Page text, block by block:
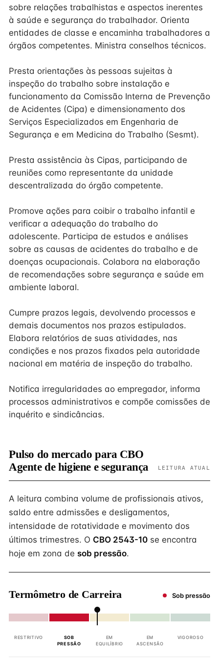
sobre relações trabalhistas e aspectos inerentes
à saúde e segurança do trabalhador. Orienta
entidades de classe e encaminha trabalhadores a
órgãos competentes. Ministra conselhos técnicos.
Presta orientações às pessoas sujeitas à
inspeção do trabalho sobre instalação e
funcionamento da Comissão Interna de Prevenção
de Acidentes (Cipa) e dimensionamento dos
Serviços Especializados em Engenharia de
Segurança e em Medicina do Trabalho (Sesmt).
Presta assistência às Cipas, participando de
reuniões como representante da unidade
descentralizada do órgão competente.
Promove ações para coibir o trabalho infantil e
verificar a adequação do trabalho do
adolescente. Participa de estudos e análises
sobre as causas de acidentes do trabalho e de
doenças ocupacionais. Colabora na elaboração
de recomendações sobre segurança e saúde em
ambiente laboral.
Cumpre prazos legais, devolvendo processos e
demais documentos nos prazos estipulados.
Elabora relatórios de suas atividades, nas
condições e nos prazos fixados pela autoridade
nacional em matéria de inspeção do trabalho.
Notifica irregularidades ao empregador, informa
processos administrativos e compõe comissões de
inquérito e sindicâncias.
Pulso do mercado para CBO
Agente de higiene e segurança
LEITURA ATUAL
A leitura combina volume de profissionais ativos,
saldo entre admissões e desligamentos,
intensidade de rotatividade e movimento dos
últimos trimestres. O CBO 2543-10 se encontra
hoje em zona de sob pressão.
Termômetro de Carreira Sob pressão
RESTRITIVO
SOB
PRESSÃO
EM
EQUILÍBRIO
EM
ASCENSÃO
VIGOROSO